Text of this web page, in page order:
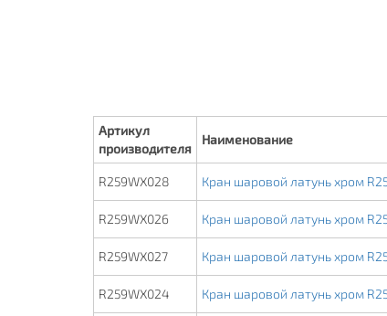
Артикул
производителя
Наименование
R259WX028 Кран шаровой латунь хром
R259WX026 Кран шаровой латунь хром
R259WX027 Кран шаровой латунь хром
R259WX024 Кран шаровой латунь хром